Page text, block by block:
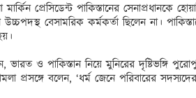
প্রেসিডেন্ট পাকিস্তানের সেনাপ্রধানকে
বেসামরিক কর্মকর্তা ছিলেন না।
ও পাকিস্তান নিয়ে মুনিরের দৃষ্টিভঙ্গি
প্রসঙ্গে বলেন, ‘ধর্ম জেনে পরিবারের